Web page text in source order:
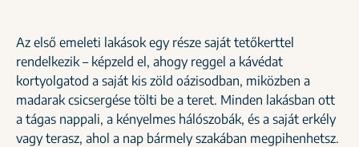
Az első emeleti lakások egy része saját tetőkerttel
rendelkezik – képzeld el, ahogy reggel a kávédat
kortyolgatod a saját kis zöld oázisodban, miközben a
madarak csicsergése tölti be a teret. Minden lakásban ott
a tágas nappali, a kényelmes hálószobák, és a saját erkély
vagy terasz, ahol a nap bármely szakában megpihenhetsz.